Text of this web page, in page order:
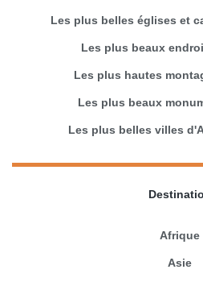
Les plus belles églises et
Les plus beaux
Les plus hautes
Les plus beaux
Les plus belles villes
Afrique
Asie